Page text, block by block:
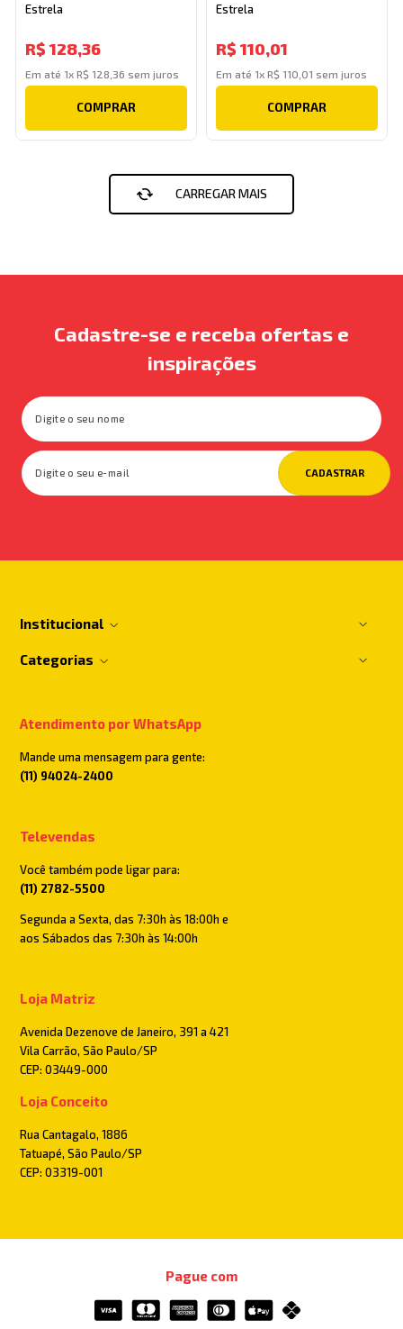
Estrela
R$ 128,36
Em até 1xR$ 128 36 sem juros
COMPRAR
Estrela
R$ 110,01
Em até 1x R$ 110 01 sem juros
COMPRAR
Cadastre-se e receba ofertas e
inspirações
CADASTRAR
Institucional
Categorias
Atendimento por WhatsApp
Mande uma mensagem para gente:
(11) 94024-2400
Televendas
Você também pode ligar para:
(11) 2782-5500
Segunda a Sexta, das 7:30h às 18:00h e
aos Sábados das 7:30h às 14:00h
Loja Matriz
Avenida Dezenove de Janeiro, 391 a 421
Vila Carrão, São Paulo/SP
CEP: 03449-000
Loja Conceito
Rua Cantagalo, 1886
Tatuapé, São Paulo/SP
CEP: 03319-001
Pague com